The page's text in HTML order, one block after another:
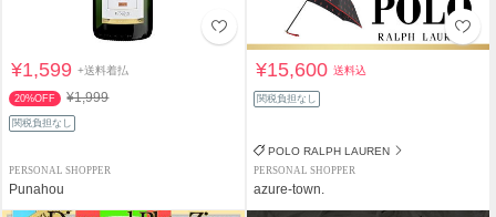
¥1,599+送料着払
20%OFF ¥1,999
関税負担なし
PERSONAL SHOPPER
Punahou
¥15,600送料込
関税負担なし
POLO RALPH LAUREN
PERSONAL SHOPPER
azure-town.